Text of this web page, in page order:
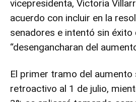
vicepresidenta, Victoria
acuerdo con incluir en la
senadores e intentó sin
“desengancharan del
El primer tramo del aumento
retroactivo al 1 de julio,